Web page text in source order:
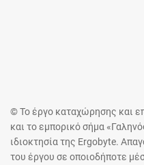
© Το έργο καταχώρησης και
και το εμπορικό σήμα
ιδιοκτησία της Ergobyte.
του έργου σε οποιοδήποτε